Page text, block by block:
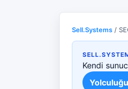
Sell.Systems /
Kendi